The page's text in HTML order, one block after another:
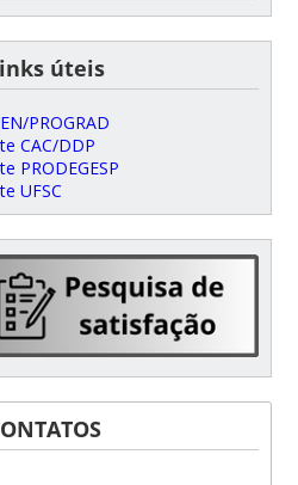
úteis
PROGRAD
CAC/DDP
PRODEGESP
UFSC